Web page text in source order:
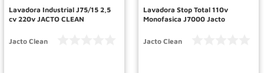
Lavadora Industrial J75/15 2,5
cv 220v JACTO CLEAN
Jacto Clean
Lavadora Stop Total 110v
Monofasica J7000 Jacto
Jacto Clean